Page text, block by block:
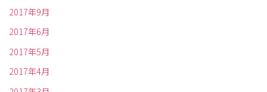
2017年9月
2017年6月
2017年5月
2017年4月